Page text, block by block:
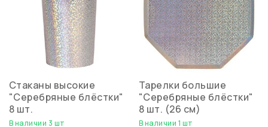
Cтаканы высокие
"Серебряные блёстки"
8 шт.
В наличии 3 шт
Тарелки большие
"Серебряные блёстки"
8 шт. (26 см)
В наличии 1 шт